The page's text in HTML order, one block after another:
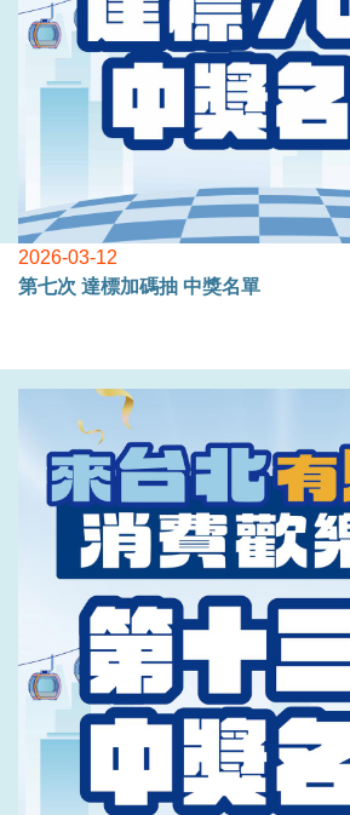
2026-03-12
第七次 達標加碼抽 中獎名單